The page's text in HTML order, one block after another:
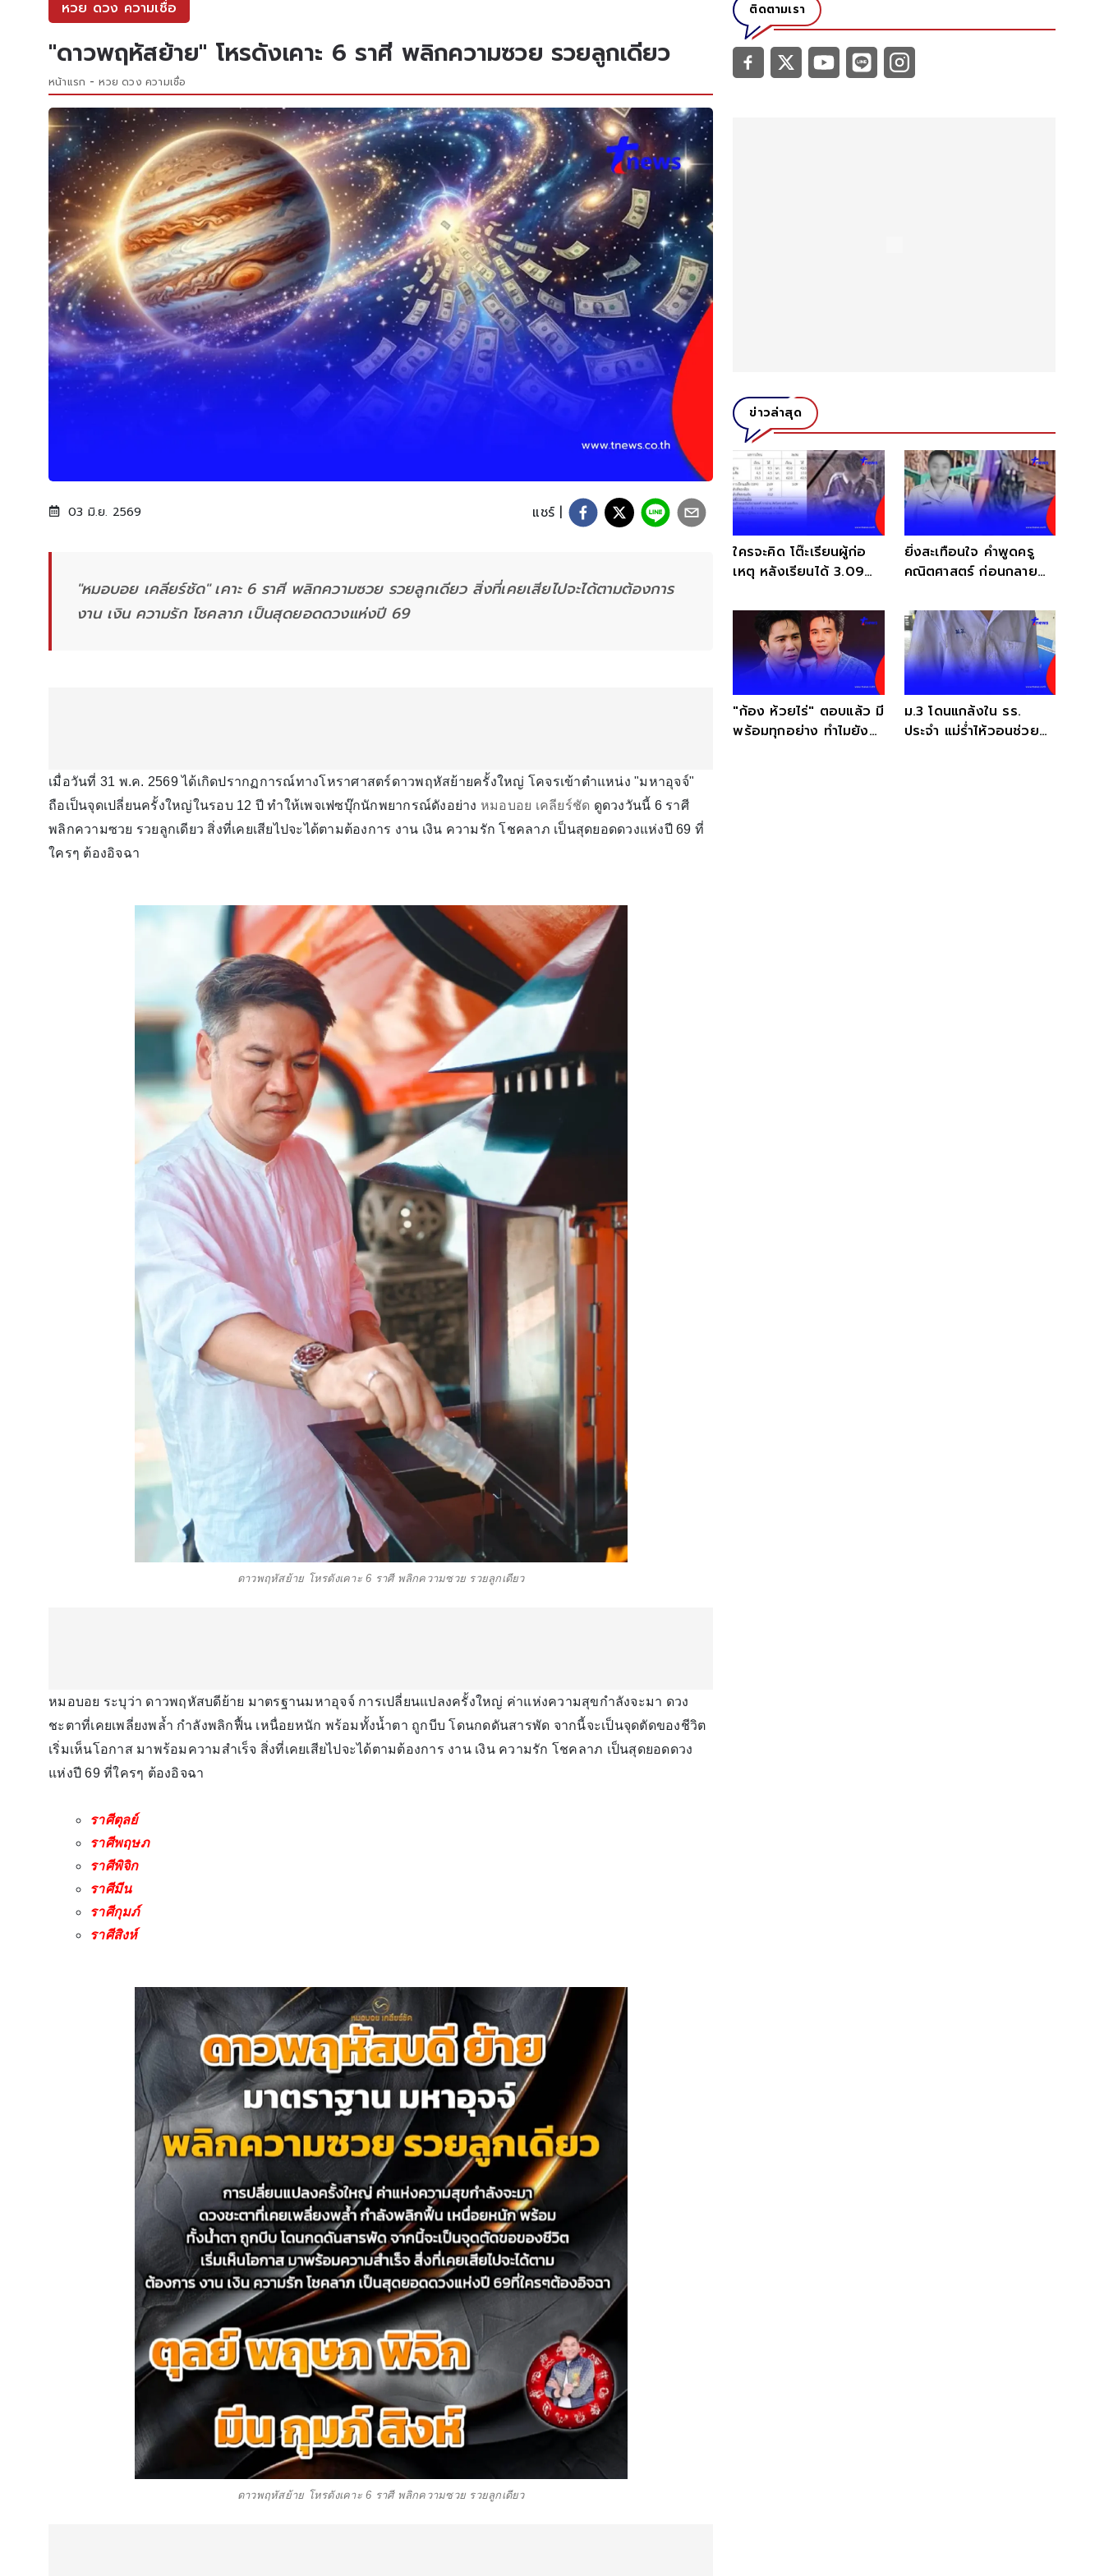
หวย ดวง ความเชื่อ
"ดาวพฤหัสย้าย" โหรดังเคาะ 6 ราศี พลิกความซวย รวยลูกเดียว
หน้าแรก หวย ดวง ความเชื่อ
03 มิ.ย. 2569 แชร์ |
"หมอบอย เคลียร์ชัด" เคาะ 6 ราศี พลิกความซวย รวยลูกเดียว สิ่งที่เคยเสียไปจะได้ตามต้องการ
งาน เงิน ความรัก โชคลาภ เป็นสุดยอดดวงแห่งปี 69
เมื่อวันที่ 31 พ.ค. 2569 ได้เกิดปรากฏการณ์ทางโหราศาสตร์ดาวพฤหัสย้ายครั้งใหญ่ โคจรเข้าตำแหน่ง "มหาอุจจ์"
ถือเป็นจุดเปลี่ยนครั้งใหญ่ในรอบ 12 ปี ทำให้เพจเฟซบุ๊กนักพยากรณ์ดังอย่าง หมอบอย เคลียร์ชัด ดูดวงวันนี้ 6 ราศี
พลิกความซวย รวยลูกเดียว สิ่งที่เคยเสียไปจะได้ตามต้องการ งาน เงิน ความรัก โชคลาภ เป็นสุดยอดดวงแห่งปี 69 ที่
ใครๆ ต้องอิจฉา
ดาวพฤหัสย้าย โหรดังเคาะ 6 ราศี พลิกความซวย รวยลูกเดียว
หมอบอย ระบุว่า ดาวพฤหัสบดีย้าย มาตรฐานมหาอุจจ์ การเปลี่ยนแปลงครั้งใหญ่ ค่าแห่งความสุขกำลังจะมา ดวง
ชะตาที่เคยเพลี่ยงพล้ำ กำลังพลิกฟื้น เหนื่อยหนัก พร้อมทั้งน้ำตา ถูกบีบ โดนกดดันสารพัด จากนี้จะเป็นจุดตัดของชีวิต
เริ่มเห็นโอกาส มาพร้อมความสำเร็จ สิ่งที่เคยเสียไปจะได้ตามต้องการ งาน เงิน ความรัก โชคลาภ เป็นสุดยอดดวง
แห่งปี 69 ที่ใครๆ ต้องอิจฉา
ราศีตุลย์
ราศีพฤษภ
ราศีพิจิก
ราศีมีน
ราศีกุมภ์
ราศีสิงห์
ดาวพฤหัสย้าย โหรดังเคาะ 6 ราศี พลิกความซวย รวยลูกเดียว
ติดตามเรา
ข่าวล่าสุด
ใครจะคิด โต๊ะเรียนผู้ก่อ
เหตุ หลังเรียนได้ 3.09
ยิ่งสะเทือนใจ คำพูดครู
คณิตศาสตร์ ก่อนกลาย
"ก้อง ห้วยไร่" ตอบแล้ว มี
พร้อมทุกอย่าง ทำไมยัง
ม.3 โดนแกล้งใน รร.
ประจำ แม่ร่ำไห้วอนช่วย